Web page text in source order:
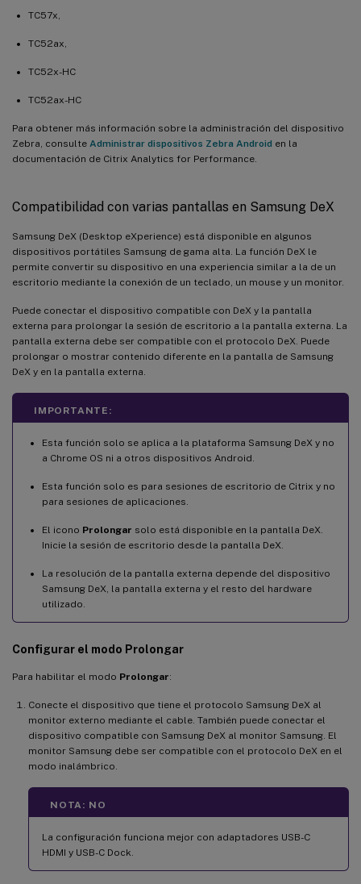
TC57x,
TC52ax,
TC52x-HC
TC52ax-HC
Para obtener más información sobre la administración del dispositivo
Zebra, consulte Administrar dispositivos Zebra Android en la
documentación de Citrix Analytics for Performance.
Compatibilidad con varias pantallas en Samsung DeX
Samsung DeX (Desktop eXperience) está disponible en algunos
dispositivos portátiles Samsung de gama alta. La función DeX le
permite convertir su dispositivo en una experiencia similar a la de un
escritorio mediante la conexión de un teclado, un mouse y un monitor.
Puede conectar el dispositivo compatible con DeX y la pantalla
externa para prolongar la sesión de escritorio a la pantalla externa. La
pantalla externa debe ser compatible con el protocolo DeX. Puede
prolongar o mostrar contenido diferente en la pantalla de Samsung
DeX y en la pantalla externa.
IMPORTANTE:
Esta función solo se aplica a la plataforma Samsung DeX y no
a Chrome OS ni a otros dispositivos Android.
Esta función solo es para sesiones de escritorio de Citrix y no
para sesiones de aplicaciones.
El icono Prolongar solo está disponible en la pantalla DeX.
Inicie la sesión de escritorio desde la pantalla DeX.
La resolución de la pantalla externa depende del dispositivo
Samsung DeX, la pantalla externa y el resto del hardware
utilizado.
Configurar el modo Prolongar
Para habilitar el modo Prolongar:
Conecte el dispositivo que tiene el protocolo Samsung DeX al
monitor externo mediante el cable. También puede conectar el
dispositivo compatible con Samsung DeX al monitor Samsung. El
monitor Samsung debe ser compatible con el protocolo DeX en el
modo inalámbrico.
NOTA: NO
La configuración funciona mejor con adaptadores USB-C
HDMI y USB-C Dock.